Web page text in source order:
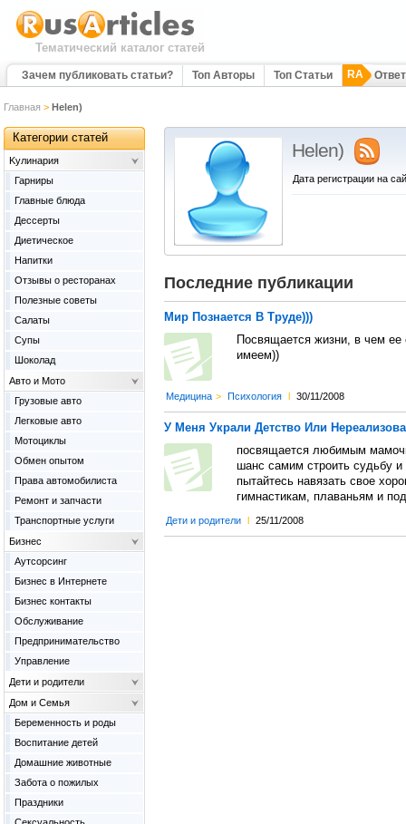
Тематический каталог статей
Зачем публиковать статьи? Топ Авторы Топ Статьи RA
Главная > Helen)
Helen)
Дата регистрации на
Последние публикации
Мир Познается В Труде)))
Посвящается жизни, в чем
имеем))
Медицина > Психология l 30/11/2008
У Меня Украли Детство Или
посвящается любимым
шанс самим строить судьбу
пытайтесь навязать свое
гимнастикам, плаваньям и
Дети и родители l 25/11/2008
Категории статей
Kулинария
Гарниры
Главные блюда
Дессерты
Диетическое
Напитки
Отзывы о ресторанах
Полезные советы
Салаты
Супы
Шоколад
Авто и Мото
Грузовые авто
Легковые авто
Мотоциклы
Обмен опытом
Права автомобилиста
Ремонт и запчасти
Транспортные услуги
Бизнес
Аутсорсинг
Бизнес в Интернете
Бизнес контакты
Обслуживание
Предпринимательство
Управление
Дети и родители
Дом и Семья
Беременность и роды
Воспитание детей
Домашние животные
Забота о пожилых
Праздники